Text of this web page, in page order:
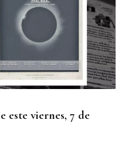
este viernes, 7 de